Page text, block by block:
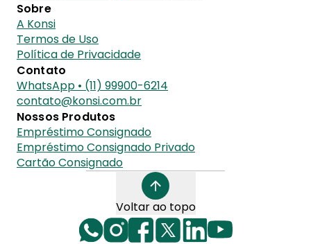
Sobre
A Konsi
Termos de Uso
Política de Privacidade
Contato
WhatsApp • (11) 99900-6214
contato@konsi.com.br
Nossos Produtos
Empréstimo Consignado
Empréstimo Consignado Privado
Cartão Consignado
Voltar ao topo